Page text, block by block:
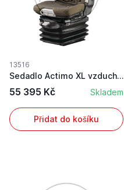
13516
Sedadlo Actimo XL vzduchem odpružené
55 395 Kč Skladem
Přidat do košíku